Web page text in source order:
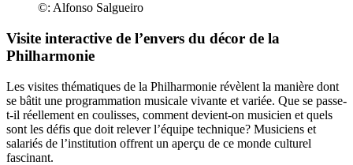
©: Alfonso Salgueiro
Visite interactive de l’envers du décor de la
Philharmonie
Les visites thématiques de la Philharmonie révèlent la manière dont
se bâtit une programmation musicale vivante et variée. Que se passe-
t-il réellement en coulisses, comment devient-on musicien et quels
sont les défis que doit relever l’équipe technique? Musiciens et
salariés de l’institution offrent un aperçu de ce monde culturel
fascinant.